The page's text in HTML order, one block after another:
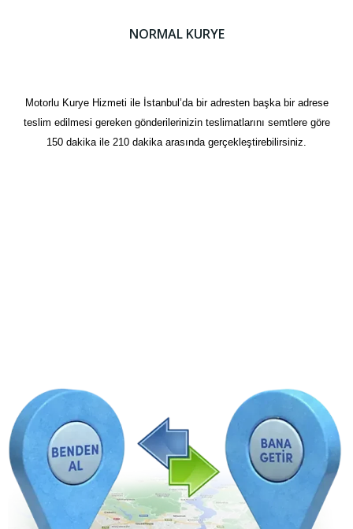
NORMAL KURYE
Motorlu Kurye Hizmeti ile İstanbul’da bir adresten başka bir adrese
teslim edilmesi gereken gönderilerinizin teslimatlarını semtlere göre
150 dakika ile 210 dakika arasında gerçekleştirebilirsiniz.